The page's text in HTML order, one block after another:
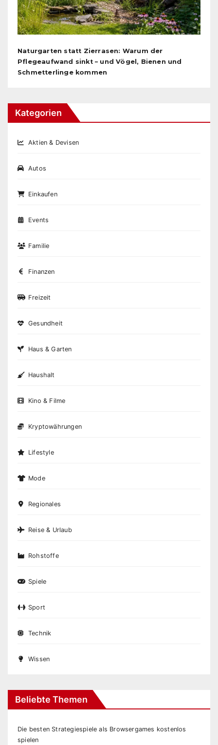
Naturgarten statt Zierrasen: Warum der
Pflegeaufwand sinkt – und Vögel, Bienen und
Schmetterlinge kommen
Kategorien
Aktien & Devisen
Autos
Einkaufen
Events
Familie
Finanzen
Freizeit
Gesundheit
Haus & Garten
Haushalt
Kino & Filme
Kryptowährungen
Lifestyle
Mode
Regionales
Reise & Urlaub
Rohstoffe
Spiele
Sport
Technik
Wissen
Beliebte Themen
Die besten Strategiespiele als Browsergames kostenlos
spielen